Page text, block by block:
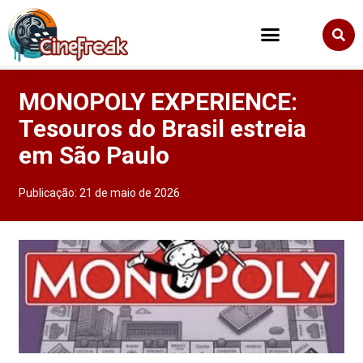
MONOPOLY EXPERIENCE:
Tesouros do Brasil estreia
em São Paulo
Publicação:21 de maio de 2026